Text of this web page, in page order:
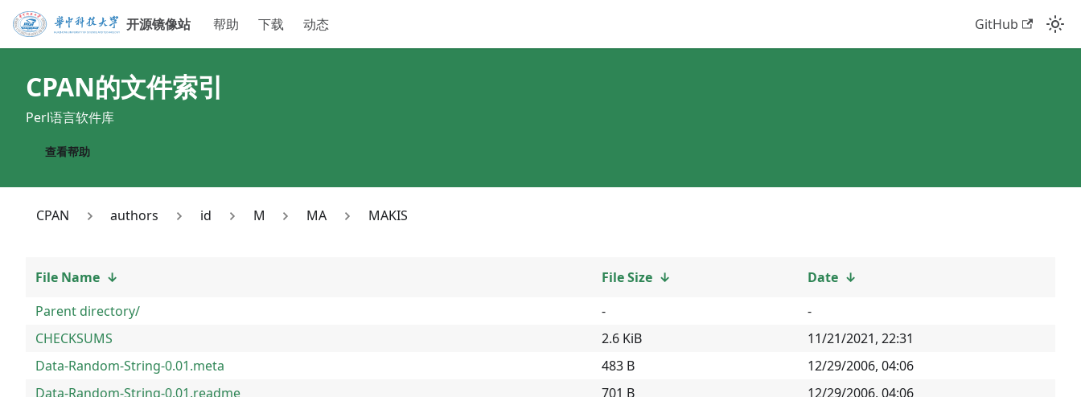
开源镜像站 帮助 下载 动态 GitHub
CPAN的文件索引
Perl语言软件库
查看帮助
CPAN authors id M MA MAKIS
File Name ↓ File Size ↓ Date ↓
Parent directory/
-
-
CHECKSUMS
2.6 KiB
11/21/2021, 22:31
Data-Random-String-0.01.meta
483 B
12/29/2006, 04:06
Data-Random-String-0.01.readme
701 B
12/29/2006, 04:06